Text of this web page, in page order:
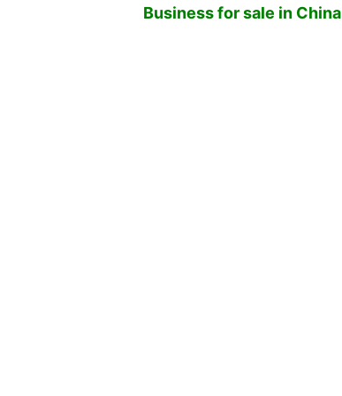
Business for sale in China